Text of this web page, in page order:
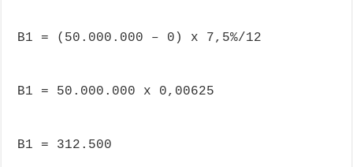
B1 = (50.000.000 – 0) x 7,5%/12
B1 = 50.000.000 x 0,00625
B1 = 312.500